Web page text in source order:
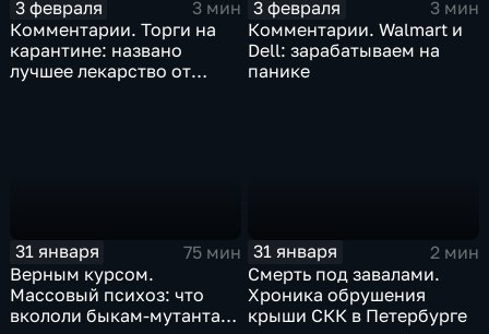
3 февраля
3 мин
Комментарии. Торги на
карантине: названо
лучшее лекарство от
3 февраля
3 мин
Комментарии. Walmart и
Dell: зарабатываем на
панике
31 января
75 мин
Верным курсом.
Массовый психоз: что
вкололи быкам-мутантам,
31 января
2 мин
Смерть под завалами.
Хроника обрушения
крыши СКК в Петербурге